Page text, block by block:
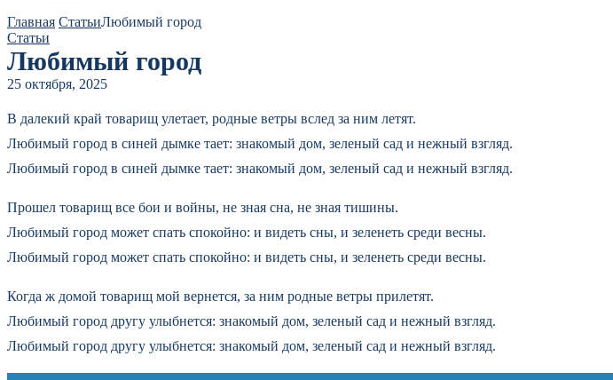
Главная СтатьиЛюбимый город
Статьи
Любимый город
25 октября, 2025
В далекий край товарищ улетает, родные ветры вслед за ним летят.
Любимый город в синей дымке тает: знакомый дом, зеленый сад и нежный взгляд.
Любимый город в синей дымке тает: знакомый дом, зеленый сад и нежный взгляд.
Прошел товарищ все бои и войны, не зная сна, не зная тишины.
Любимый город может спать спокойно: и видеть сны, и зеленеть среди весны.
Любимый город может спать спокойно: и видеть сны, и зеленеть среди весны.
Когда ж домой товарищ мой вернется, за ним родные ветры прилетят.
Любимый город другу улыбнется: знакомый дом, зеленый сад и нежный взгляд.
Любимый город другу улыбнется: знакомый дом, зеленый сад и нежный взгляд.